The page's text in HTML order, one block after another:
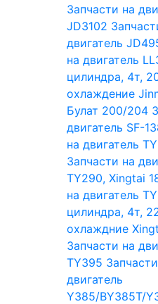
Запчасти на
JD3102
двигатель
на двигатель
цилиндра, 4т,
охлаждение
Булат 200/204
двигатель SF-
на двигатель
Запчасти на
TY290, Xingtai
на двигатель
цилиндра, 4т,
охлаждние
Запчасти на
TY395
двигатель
Y385/BY385T/